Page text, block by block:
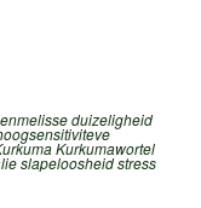
duizeligheid
Kurkumawortel
slapeloosheidstress